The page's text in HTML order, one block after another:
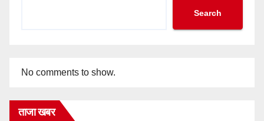
Search
No comments to show.
ताजा खबर